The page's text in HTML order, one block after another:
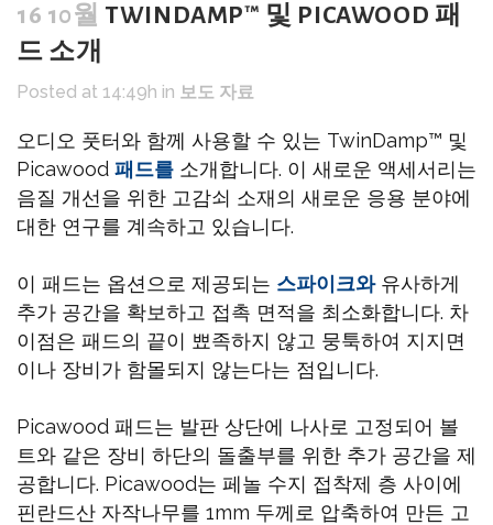
16 10월 TWINDAMP™ 및 PICAWOOD 패
드 소개
Posted at 14:49h in 보도 자료
오디오 풋터와 함께 사용할 수 있는 TwinDamp™ 및
Picawood 패드를 소개합니다. 이 새로운 액세서리는
음질 개선을 위한 고감쇠 소재의 새로운 응용 분야에
대한 연구를 계속하고 있습니다.
이 패드는 옵션으로 제공되는 스파이크와유사하게
추가 공간을 확보하고 접촉 면적을 최소화합니다. 차
이점은 패드의 끝이 뾰족하지 않고 뭉툭하여 지지면
이나 장비가 함몰되지 않는다는 점입니다.
Picawood 패드는 발판 상단에 나사로 고정되어 볼
트와 같은 장비 하단의 돌출부를 위한 추가 공간을 제
공합니다. Picawood는 페놀 수지 접착제 층 사이에
핀란드산 자작나무를 1mm 두께로 압축하여 만든 고